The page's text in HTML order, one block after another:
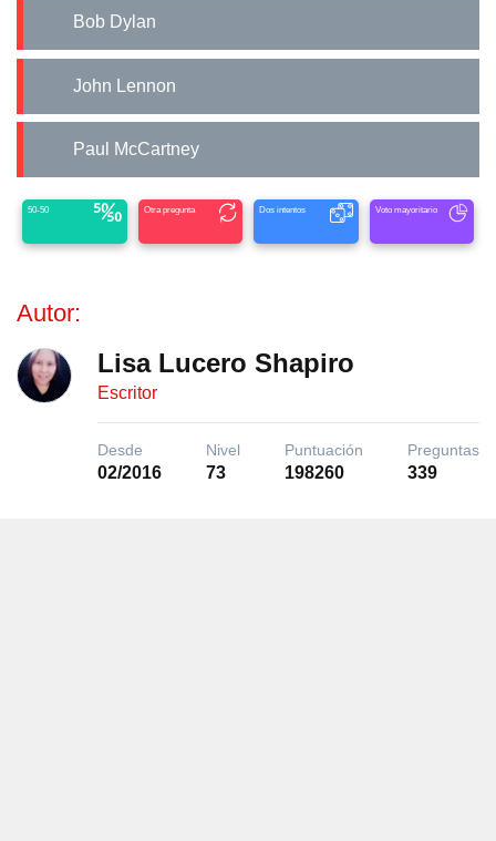
Bob Dylan
John Lennon
Paul McCartney
50-50 Otra pregunta Dos intentos Voto mayoritario
Autor:
Lisa Lucero Shapiro
Escritor
Desde
02/2016
Nivel
73
Puntuación
198260
Preguntas
339